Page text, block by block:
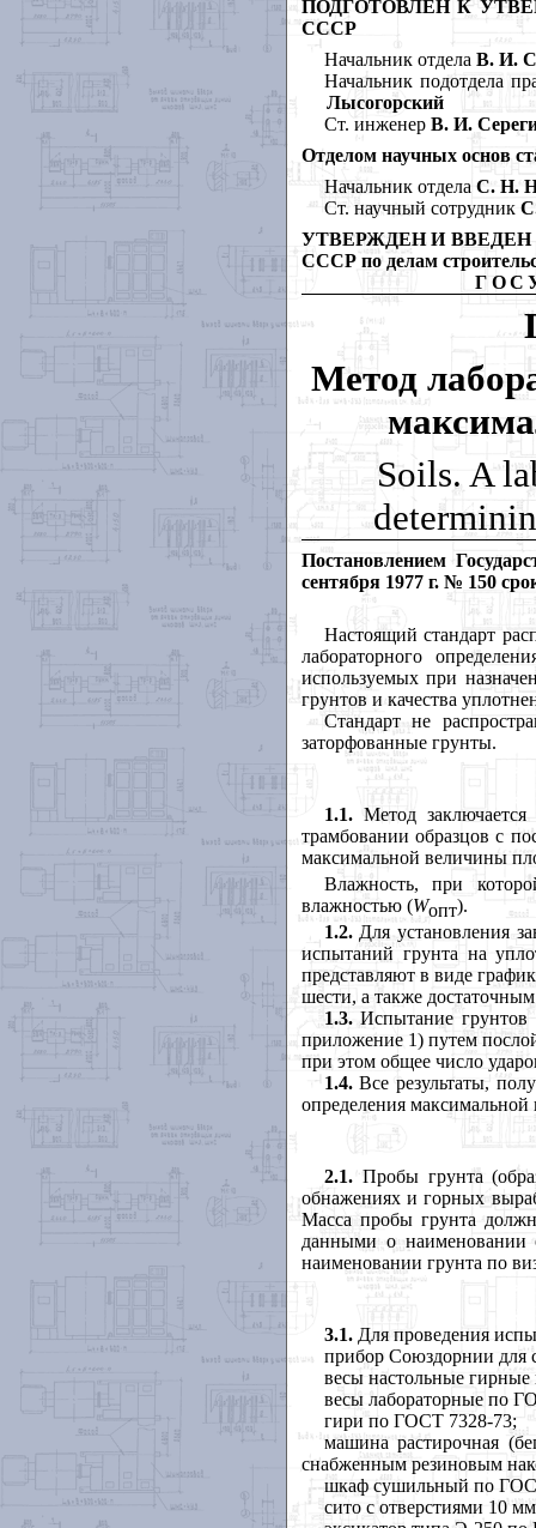
ПОДГОТОВЛЕН К
СССР
Начальник отдела В. И.
Начальник подотдела
Лысогорский
Ст. инженерВ. И.
Отделом научных основ
Начальник отдела С. Н.
Ст. научный сотрудник
УТВЕРЖДЕН И ВВЕДЕН В
СССР по делам
Метод
Soils. A
Постановлением
сентября 1977 г. № 150
Настоящий стандарт
лабораторного
используемых при
грунтов и качества
Стандарт не
заторфованные грунты.
1.1.Метод заключается
трамбовании образцов с
максимальной величины
Влажность, при
влажностью (Wопт).
1.2.Для установления
испытаний грунта на
представляют в виде
шести, а также
1.3.Испытание грунтов
приложение 1) путем
при этом общее число
1.4.Все результаты,
определения
2.1.Пробы грунта
обнажениях и горных
Масса пробы грунта
данными о наименовании
наименовании грунта по
3.1.Для проведения
прибор Союздорнии для
весы настольные
весы лабораторные по
гири по ГОСТ 7328-73;
машина растирочная
снабженным резиновым
шкаф сушильный по
сито с отверстиями 10